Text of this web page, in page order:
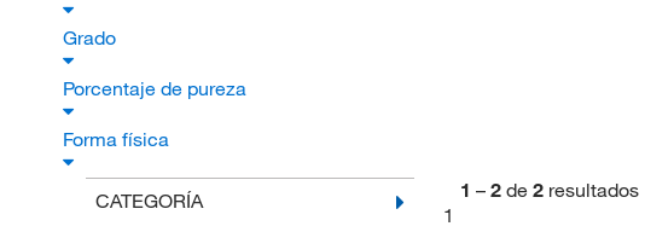
Grado
Porcentaje de pureza
Forma física
CATEGORÍA
1 – 2 de 2 resultados
1